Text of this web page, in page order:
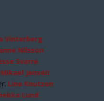
Vinterberg
Nilsson
Svarre
Mikael Jensen
Line Knutzon
Lund